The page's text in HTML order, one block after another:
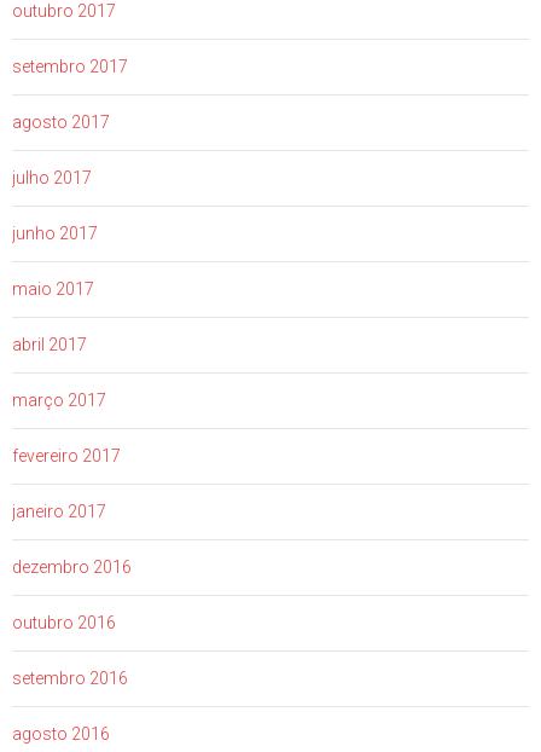
outubro 2017
setembro 2017
agosto 2017
julho 2017
junho 2017
maio 2017
abril 2017
março 2017
fevereiro 2017
janeiro 2017
dezembro 2016
outubro 2016
setembro 2016
agosto 2016